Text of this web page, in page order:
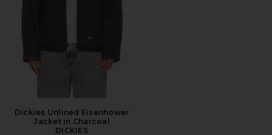
Dickies Unlined Eisenhower
Jacket in Charcoal
DICKIES